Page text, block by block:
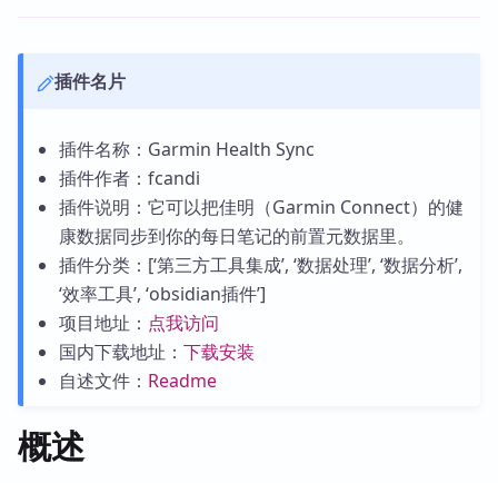
插件名片
插件名称：Garmin Health Sync
插件作者：fcandi
插件说明：它可以把佳明（Garmin Connect）的健
康数据同步到你的每日笔记的前置元数据里。
插件分类：[‘第三方工具集成’, ‘数据处理’, ‘数据分析’,
‘效率工具’, ‘obsidian插件’]
项目地址： 点我访问
国内下载地址： 下载安装
自述文件： Readme
概述